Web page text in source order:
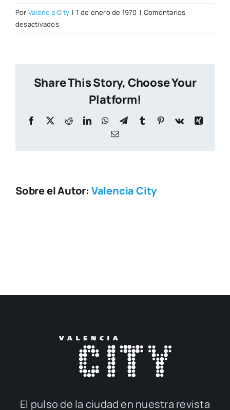
Por Valencia City | 1 de enero de 1970 | Comentarios
desactivadosen
dios1.jpg
Share This Story, Choose Your
Platform!
Facebook
X RedditLinkedInWhatsApp
TelegramTumblr Pinterest
Vk
Xing
Correo
Sobre el Autor: Valencia City
El pul­so de la ciu­dad en nues­tra revis­ta